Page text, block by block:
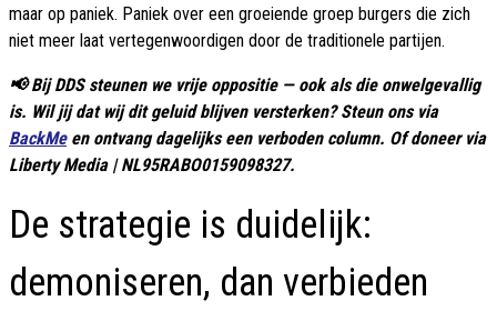
maar op paniek. Paniek over een groeiende groep burgers die zich
niet meer laat vertegenwoordigen door de traditionele partijen.
📢 Bij DDS steunen we vrije oppositie — ook als die onwelgevallig
is. Wil jij dat wij dit geluid blijven versterken? Steun ons via
BackMeen ontvang dagelijks een verboden column. Of doneer via
Liberty Media | NL95RABO0159098327.
De strategie is duidelijk:
demoniseren, dan verbieden